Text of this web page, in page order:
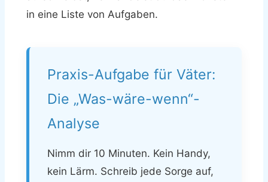
in eine Liste von Aufgaben.
Praxis-Aufgabe für Väter:
Die „Was-wäre-wenn“-
Analyse
Nimm dir 10 Minuten. Kein Handy,
kein Lärm. Schreib jede Sorge auf,